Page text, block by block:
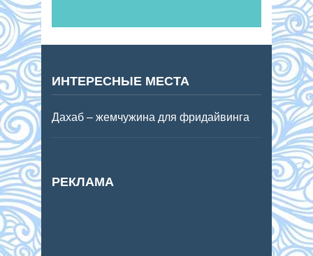
ИНТЕРЕСНЫЕ МЕСТА
Дахаб – жемчужина для фридайвинга
РЕКЛАМА